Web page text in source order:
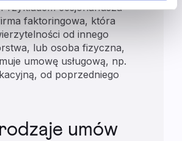
cesjonariusza
faktoringowa, która
od innego
lub osoba fizyczna,
umowę usługową, np.
od poprzedniego
umów